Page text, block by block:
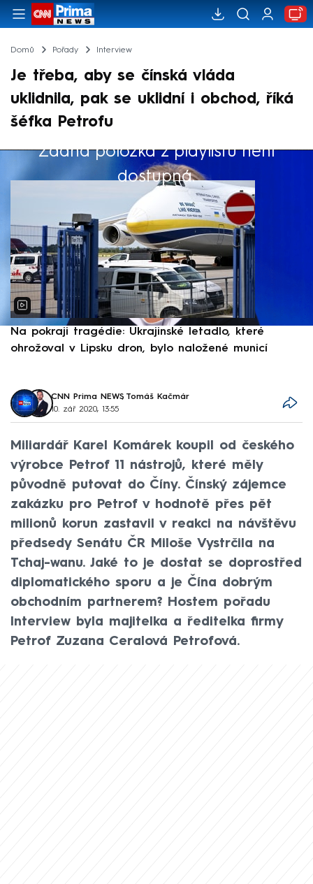
Domů Pořady Interview
Je třeba, aby se čínská vláda
uklidnila, pak se uklidní i obchod, říká
šéfka Petrofu
Žádná položka z playlistu není
dostupná.
Výběr redakce
Na pokraji tragédie: Ukrajinské letadlo, které
ohrožoval v Lipsku dron, bylo naložené municí
CNN Prima NEWS, Tomáš Kačmár
10. zář 2020, 13:55
Miliardář Karel Komárek koupil od českého
výrobce Petrof 11 nástrojů, které měly
původně putovat do Číny. Čínský zájemce
zakázku pro Petrof v hodnotě přes pět
milionů korun zastavil v reakci na návštěvu
předsedy Senátu ČR Miloše Vystrčila na
Tchaj-wanu. Jaké to je dostat se doprostřed
diplomatického sporu a je Čína dobrým
obchodním partnerem? Hostem pořadu
Interview byla majitelka a ředitelka firmy
Petrof Zuzana Ceralová Petrofová.